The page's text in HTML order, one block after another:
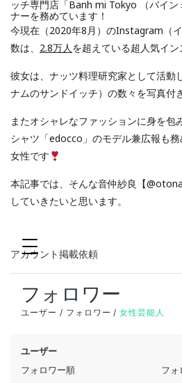
ッチ専門店「Banh mi Tokyo （バイ
ナーを務めています ！
今現在（2020年8月）のInstagram（イ
数は、 2.8万人を超えている超人気イ
彼女は、ナッツ料理研究家として活動
ナムのサンドイッチ）の数々を写真付
またオシャレなファッションに身を包
シャツ「edocco」のモデル兼広報も
女性です
本記事では、そんな音仲紗良【
していきたいと思います。